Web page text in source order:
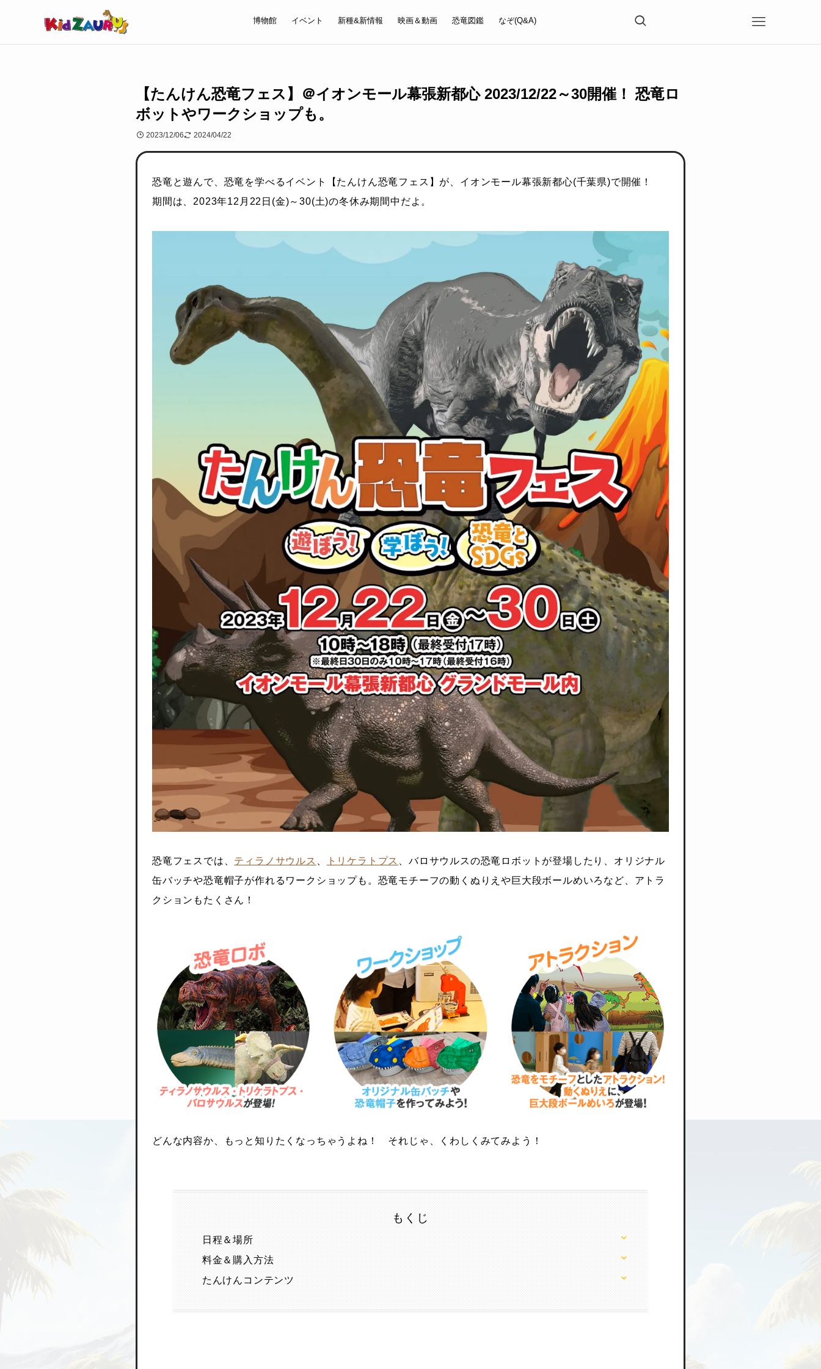
博物館 イベント 新種&新情報 映画＆動画 恐竜図鑑 なぞ(Q&A)
【たんけん恐竜フェス】＠イオンモール幕張新都心 2023/12/22～30開催！ 恐竜ロ
ボットやワークショップも。
2023/12/06 2024/04/22
恐竜と遊んで、恐竜を学べるイベント【たんけん恐竜フェス】が、イオンモール幕張新都心(千葉県)で開催！
期間は、2023年12月22日(金)～30(土)の冬休み期間中だよ。
恐竜フェスでは、 ティラノサウルス 、 トリケラトプス 、バロサウルスの恐竜ロボットが登場したり、オリジナル
缶バッチや恐竜帽子が作れるワークショップも。恐竜モチーフの動くぬりえや巨大段ボールめいろなど、アトラ
クションもたくさん！
どんな内容か、もっと知りたくなっちゃうよね！ それじゃ、くわしくみてみよう！
もくじ
日程＆場所
料金＆購入方法
たんけんコンテンツ